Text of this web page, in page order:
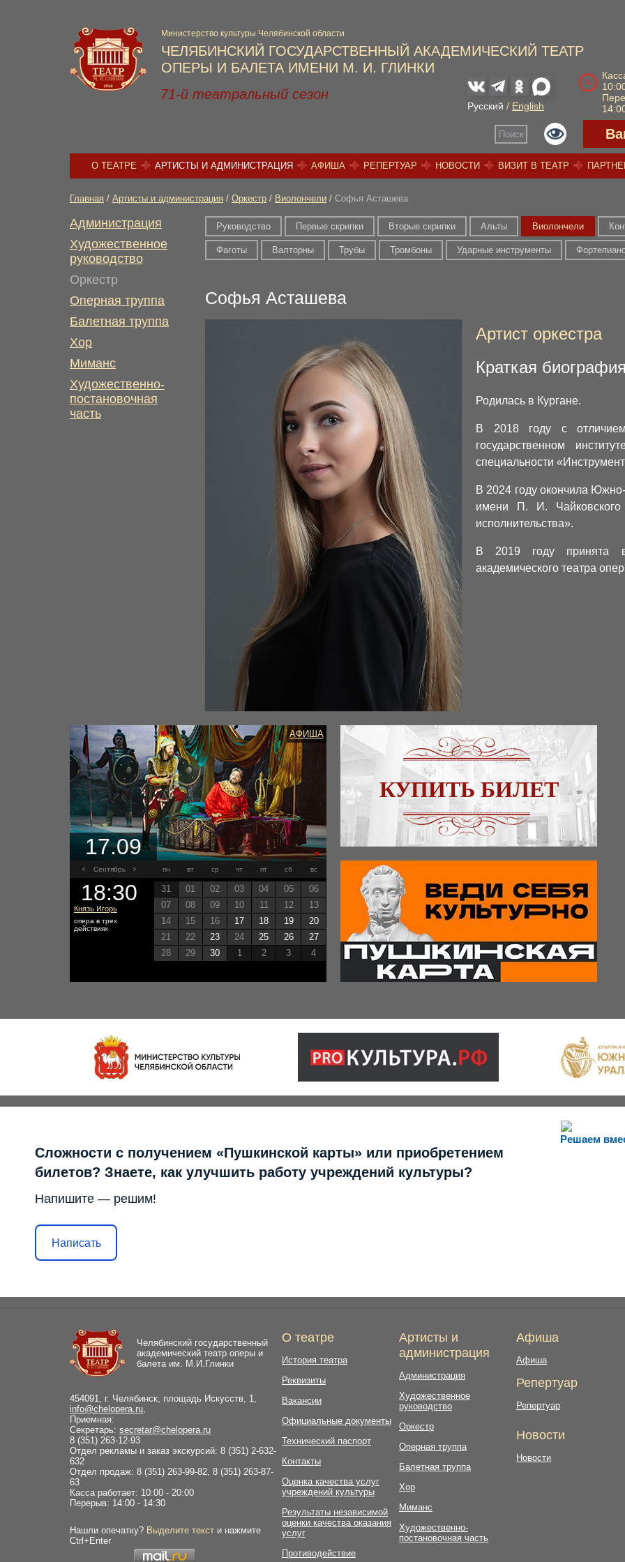
ЧЕЛЯБИНСКИЙ ГОСУДАРСТВЕННЫЙ АКАДЕМИЧЕСКИЙ ТЕАТР
ОПЕРЫ И БАЛЕТА ИМЕНИ М. И. ГЛИНКИ
Министерство культуры Челябинской области
Русский / English
71-й театральный сезон
Поиск
О ТЕАТРЕ АРТИСТЫ И АДМИНИСТРАЦИЯ АФИША РЕПЕРТУАР НОВОСТИ ВИЗИТ В ТЕАТР
Главная / Артисты и администрация / Оркестр / Виолончели / Софья Асташева
Администрация
Художественное
руководство
Оркестр
Оперная труппа
Балетная труппа
Хор
Миманс
Художественно-
постановочная
часть
Руководство Первые скрипки Вторые скрипки Альты Виолончели
Фаготы Валторны Трубы Тромбоны Ударные инструменты
Софья Асташева
Артист оркестра
Краткая
Родилась в Кургане.
В 2018 году с
государственном
специальности
В 2024 году окончила Южно-
имени П. И. Чайковского
исполнительства».
В 2019 году принята в
академического театра
АФИША
< Сентябрь > пн вт ср чт пт сб вс
31 01 02 03 04 05
06
07
08 09 10 11 12
13
14
15 16 17 18 19
20
21
22 23 24 25 26
27
28
29 30 1 2 3 4
17.09
18:30
Князь Игорь
опера в трех
действиях
КУПИТЬ БИЛЕТ
Решаем
Сложности с получением «Пушкинской карты» или приобретением
билетов? Знаете, как улучшить работу учреждений культуры?
Напишите — решим!
Написать
Челябинский государственный
академический театр оперы и
балета им. М.И.Глинки
454091, г. Челябинск, площадь Искусств, 1,
info@chelopera.ru,
Приемная:
Секретарь: secretar@chelopera.ru
8 (351) 263-12-93
Отдел рекламы и заказ экскурсий: 8 (351) 2-632-
632
Отдел продаж: 8 (351) 263-99-82, 8 (351) 263-87-
63
Касса работает: 10:00 - 20:00
Перерыв: 14:00 - 14:30
Нашли опечатку? Выделите текст и нажмите
Ctrl+Enter
О театре
История театра
Реквизиты
Вакансии
Официальные документы
Технический паспорт
Контакты
Оценка качества услуг
учреждений культуры
Результаты независимой
оценки качества оказания
услуг
Противодействие
Артисты и
администрация
Администрация
Художественное
руководство
Оркестр
Оперная труппа
Балетная труппа
Хор
Миманс
Художественно-
постановочная часть
Афиша
Афиша
Репертуар
Репертуар
Новости
Новости